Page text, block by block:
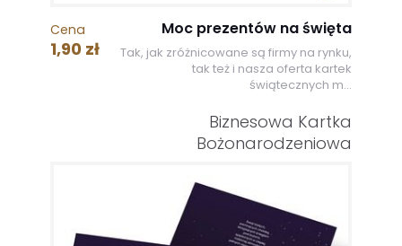
Cena
1,90 zł
Moc prezentów na święta
Tak, jak zróżnicowane są firmy na rynku,
tak też i nasza oferta kartek
świątecznych m...
Biznesowa Kartka
Bożonarodzeniowa